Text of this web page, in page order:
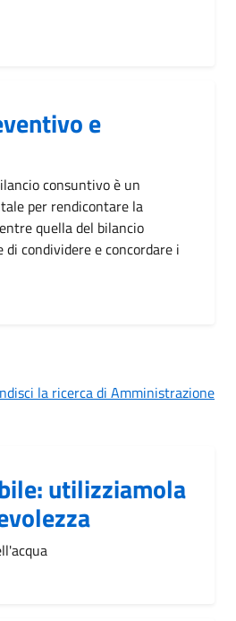
e
consuntivo è un
per rendicontare la
quella del bilancio
condividere e concordare i
la ricerca di Amministrazione
utilizziamola